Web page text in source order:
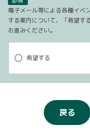
様アンケート調査の実施
【3．推奨環境について】
1.当社の推奨するインター
それに伴う連絡の不徹底に
なお、不具合の生じたデー
いただく場合がございます。
電子メール等による各種イベ
する案内について、「希望す
お進みください。
希望する
戻る